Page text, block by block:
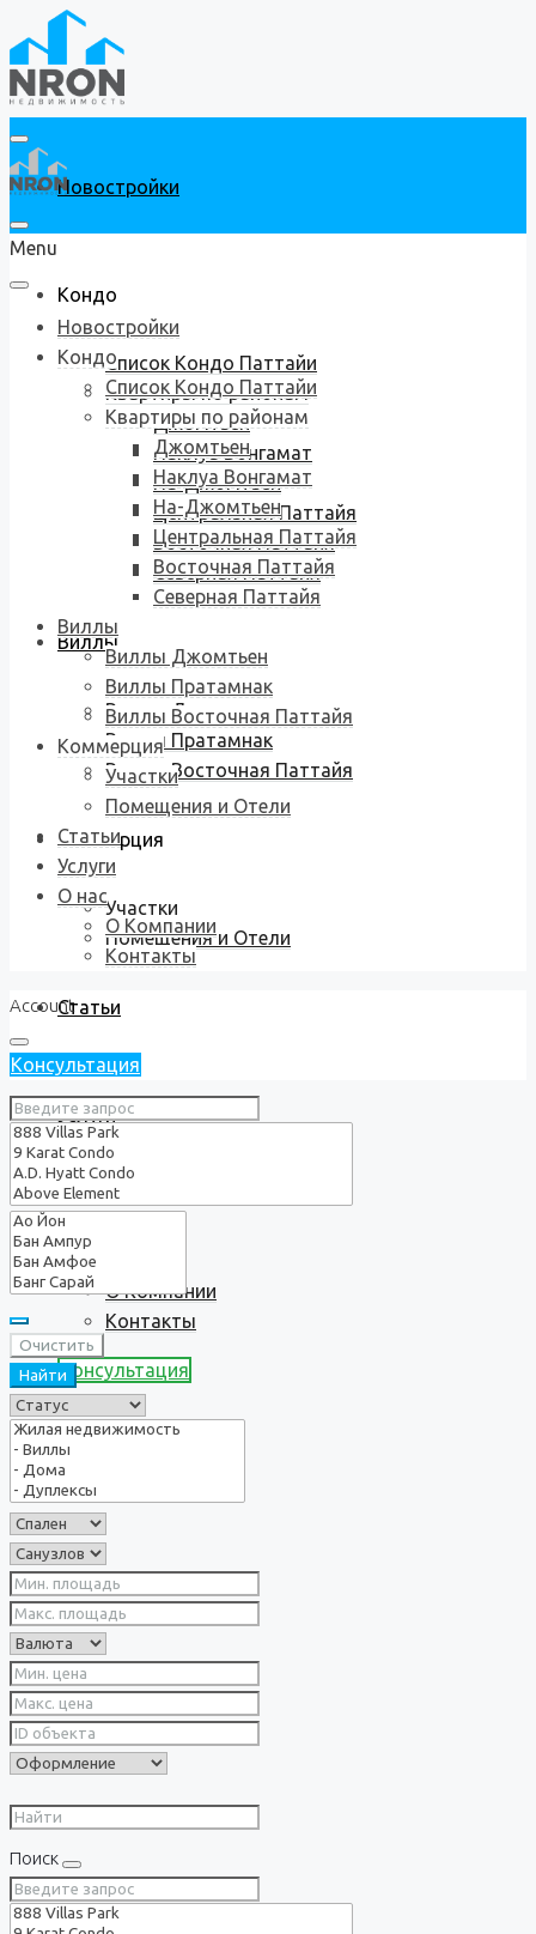
Новостройки
Кондо
Список Кондо Паттайи
Квартиры по районам
Джомтьен
Наклуа Вонгамат
На-Джомтьен
Центральная Паттайя
Восточная Паттайя
Северная Паттайя
Виллы
Виллы Джомтьен
Виллы Пратамнак
Виллы Восточная Паттайя
Коммерция
Участки
Помещения и Отели
Статьи
Услуги
О нас
О Компании
Контакты
Консультация
Menu
Новостройки
Кондо
Список Кондо Паттайи
Квартиры по районам
Джомтьен
Наклуа Вонгамат
На-Джомтьен
Центральная Паттайя
Восточная Паттайя
Северная Паттайя
Виллы
Виллы Джомтьен
Виллы Пратамнак
Виллы Восточная Паттайя
Коммерция
Участки
Помещения и Отели
Статьи
Услуги
О нас
О Компании
Контакты
Account
Консультация
Очистить
Найти
Поиск